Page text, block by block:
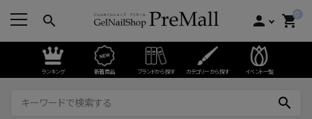
search person 0
shopping_cart
ランキング 新着商品 ブランドから探す カテゴリーから探す イベント一覧
search